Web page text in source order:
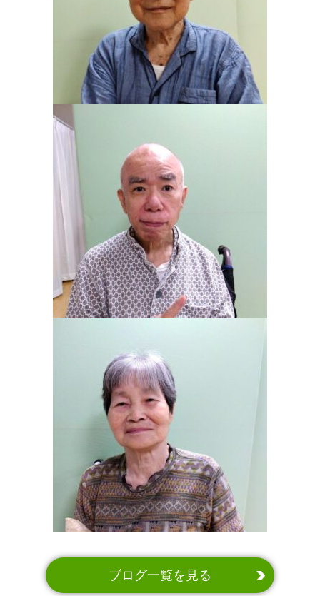
ブログ一覧を見る